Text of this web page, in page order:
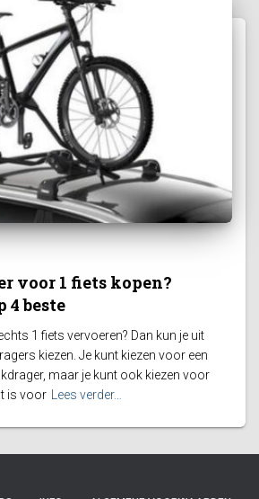
voor 1 fiets kopen?
4 beste
1 fiets vervoeren? Dan kun je uit
kiezen. Je kunt kiezen voor een
maar je kunt ook kiezen voor
is voor
Lees verder…